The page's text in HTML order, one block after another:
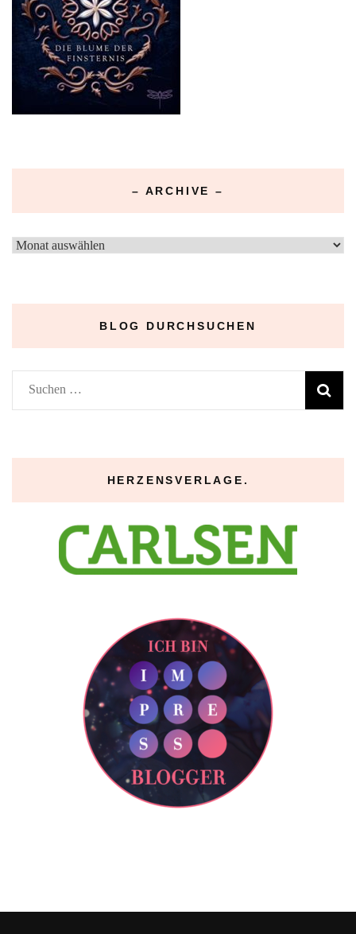
– ARCHIVE –
–
BLOG DURCHSUCHEN
Suchen
nach:
HERZENSVERLAGE.